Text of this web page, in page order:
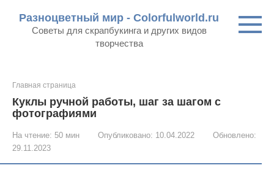
контенту
Разноцветный мир - Colorfulworld.ru
Советы для скрапбукинга и других видов
творчества
Главная страница
Куклы ручной работы, шаг за шагом с
фотографиями
На чтение: 50 мин Опубликовано: 10.04.2022
Обновлено:
29.11.2023